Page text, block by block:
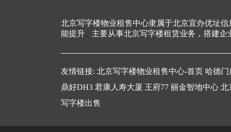
北京写字楼物业租售中心隶属于北京宜办优址
能提升。 主要从事北京写字楼租赁业务，搭建
友情链接: 北京写字楼物业租售中心-首页 哈德门
鼎好DH3 君康人寿大厦 王府77 丽金智地中心 北
写字楼出售